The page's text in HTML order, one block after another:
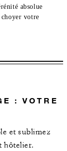
absolue
votre
: VOTRE
et sublimez
hôtelier.